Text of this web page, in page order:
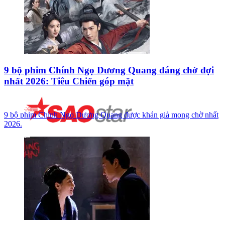
9 bộ phim Chính Ngọ Dương Quang đáng chờ đợi
nhất 2026: Tiêu Chiến góp mặt
9 bộ phim Chính Ngọ Dương Quang được khán giả mong chờ nhất
2026.